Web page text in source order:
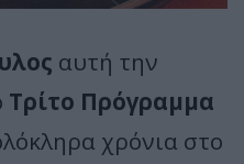
αυτή την
Τρίτο Πρόγραμμα
χρόνια στο